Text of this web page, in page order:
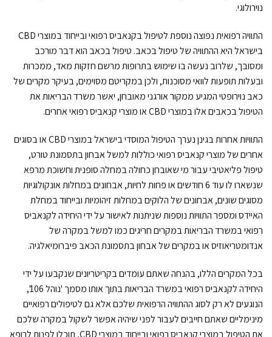
נוירולוגי.
התוויה רפואית נפוצה נוספת לטיפול בקנאביס רפואי ובייחוד במוצרי CBD
בישראל היא ההתוויה של טיפול בכאב. טיפול בכאב הוא דבר מורכב
ומסובך, שלרוב נעשה בו שימוש בתרופות מרשם חזקות מאד, ממכרות
ובעלות תופעות לוואי מסוכנות, ולכן במקריטם מסוימים, בעיקר מקרים של
כאב נוירופטי המגיע ממקור אורגני מאובחן, יאשר משרד הבריאות את
הטיפול בכאבים אלו במוצרי CBD או מוצרי קנאביס רפואי אחרים.
התוויות אחרות בגינן נערך הטיפול המוסדי בישראל במוצרי CBD או בסוגים
אחרים של מוצרי קנאביס רפואי כוללות למשל אבחון בתסמונת טורט,
טיפול פליאטיבי עבור מי שאובחן כחולה במחלה סופנית וחשוכת מרפא
שנשארו לו עוד 6 חודשים או פחות לחיות, אבחונים במחלות אונקולוגיות
מסוגים שונים, אבחונים של הלוקים במחלות זיהומיות ובייחוד במחלת
האיידס ומספר התוויות נוספות שניתנות לאישור על ידי היחידה לקנאביס
רפואי במשרד הבריאות במקרים חריגים כמו למשל במקרה של
אנדומטריאוזיס או במקרים של אבחון בתסמונת הכאב פיברומיאלגיה.
בכל המקרים הללו, בהנחה שאתם עומדים בקריטריונים שנקבעו על ידי
היחידה לקנאביס רפואי במשרד הבריאות בתוך אותו מסמך 'נוהל 106',
הנוגעים לא רק לסוג ההתוויה הרפואית שלכם אלא גם לטיפולים רפואיים
מינימליים שאתם חייבים לעבור לפני שיהיה אפשר לשקול במקרה שלכם
את הטיפול במוצרי קנאביס רפואי ובייחוד במוצרי CBD, תוכלו לפנות לרופא